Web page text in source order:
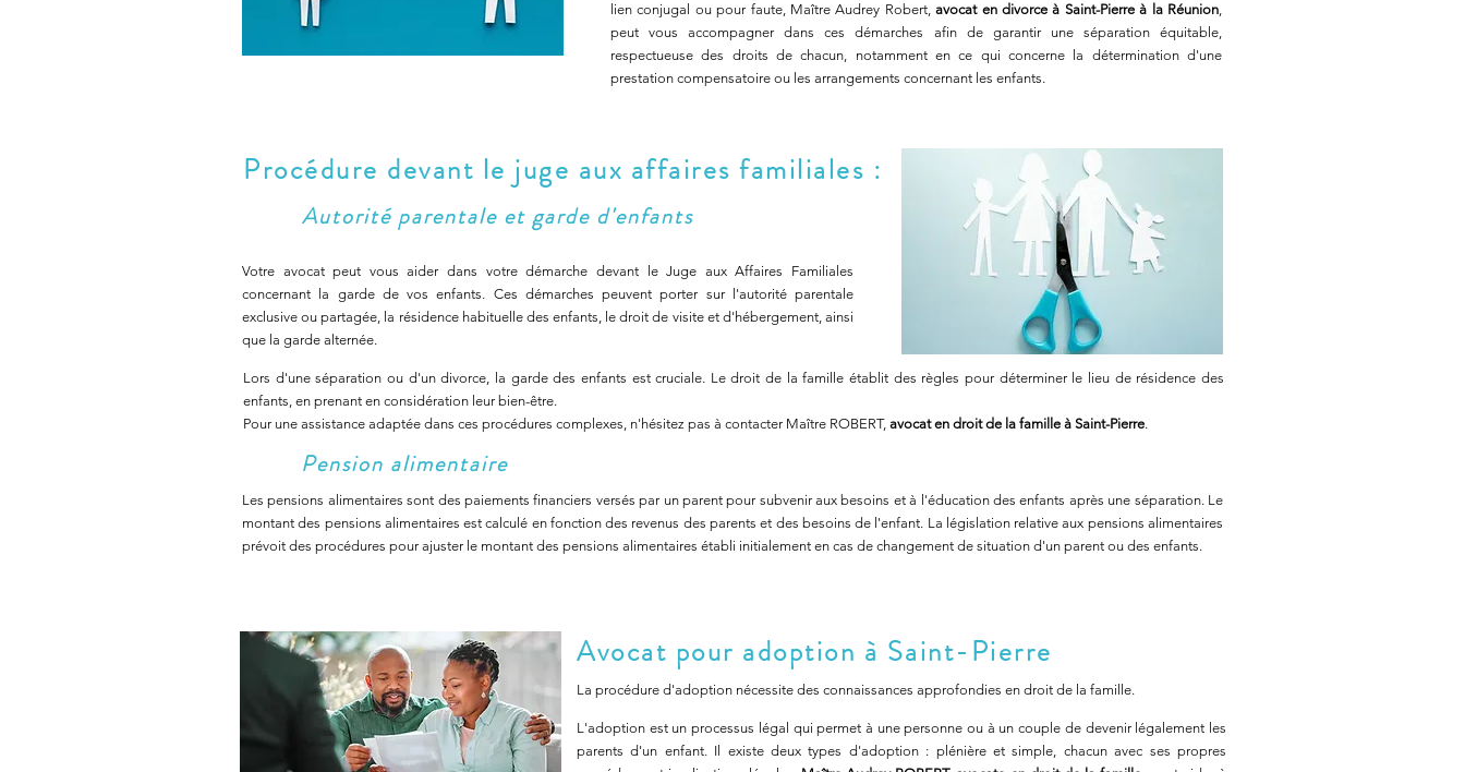
lien conjugal ou pour faute, Maître Audrey Robert,avocat en divorce à Saint-Pierre à la Réunion,
peut vous accompagner dans ces démarches afin de garantir une séparation équitable,
respectueuse des droits de chacun, notamment en ce qui concerne la détermination d'une
prestation compensatoire ou les arrangements concernant les enfants.
Procédure devant le juge aux affaires familiales :
Votre avocat peut vous aider dans votre démarche devant le Juge aux Affaires Familiales
concernant la garde de vos enfants. Ces démarches peuvent porter sur l'autorité parentale
exclusive ou partagée, la résidence habituelle des enfants, le droit de visite et d'hébergement, ainsi
que la garde alternée.
Autorité parentale et garde d'enfants
Lors d'une séparation ou d'un divorce, la garde des enfants est cruciale. Le droit de la famille établit des règles pour déterminer le lieu de résidence des
enfants, en prenant en considération leur bien-être.
Pour une assistance adaptée dans ces procédures complexes, n'hésitez pas à contacter Maître ROBERT, avocat en droit de la famille à Saint-Pierre.
Pension alimentaire
Les pensions alimentaires sont des paiements financiers versés par un parent pour subvenir aux besoins et à l'éducation des enfants après une séparation. Le
montant des pensions alimentaires est calculé en fonction des revenus des parents et des besoins de l'enfant. La législation relative aux pensions alimentaires
prévoit des procédures pour ajuster le montant des pensions alimentaires établi initialement en cas de changement de situation d'un parent ou des enfants.
Avocat pour adoption à Saint-Pierre
La procédure d'adoption nécessite des connaissances approfondies en droit de la famille.
L'adoption est un processus légal qui permet à une personne ou à un couple de devenir légalement les
parents d'un enfant. Il existe deux types d'adoption : plénière et simple, chacun avec ses propres